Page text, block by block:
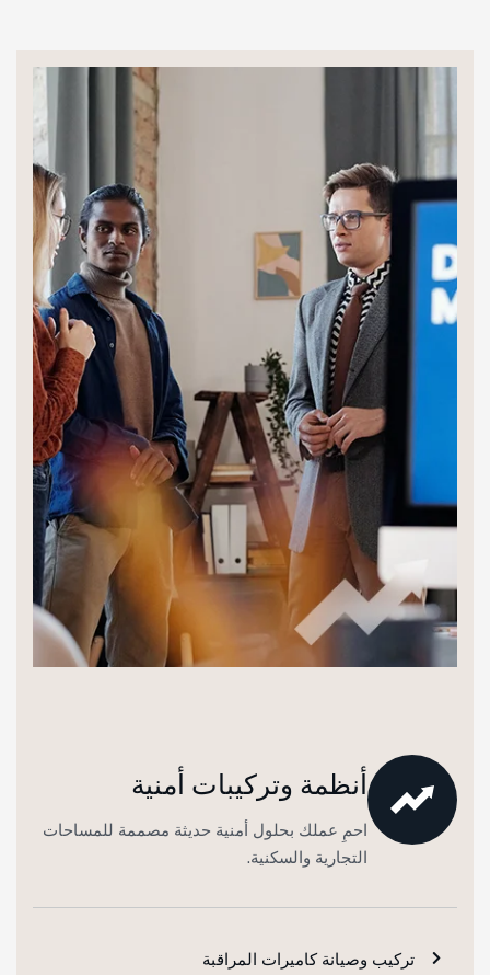
أنظمة وتركيبات أمنية
احمِ عملك بحلول أمنية حديثة مصممة للمساحات
التجارية والسكنية.
تركيب وصيانة كاميرات المراقبة